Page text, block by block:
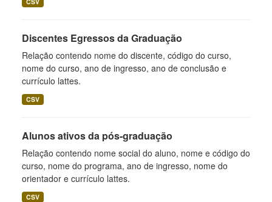
Discentes Egressos da Graduação
Relação contendo nome do discente, código do curso,
nome do curso, ano de ingresso, ano de conclusão e
currículo lattes.
CSV
Alunos ativos da pós-graduação
Relação contendo nome social do aluno, nome e código do
curso, nome do programa, ano de ingresso, nome do
orientador e currículo lattes.
CSV